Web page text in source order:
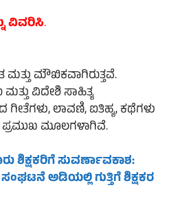
ವಿವರಿಸಿ.
ಮತ್ತು ಮೌಖಿಕವಾಗಿರುತ್ತವೆ.
ವಿದೇಶಿ ಸಾಹಿತ್ಯ
ಲಾವಣಿ, ಐತಿಹ್ಯ, ಕಥೆಗಳು
ಮೂಲಗಳಾಗಿವೆ.
ಶಿಕ್ಷಕರಿಗೆ ಸುವರ್ಣಾವಕಾಶ:
ಅಡಿಯಲ್ಲಿ ಗುತ್ತಿಗೆ ಶಿಕ್ಷಕರ